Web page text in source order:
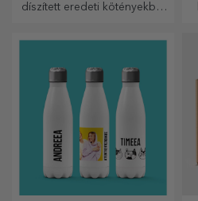
díszített eredeti kötényekből